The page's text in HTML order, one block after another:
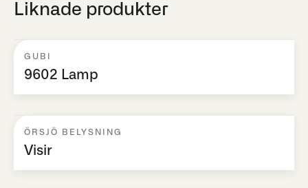
Liknade produkter
GUBI
9602 Lamp
ÖRSJÖ BELYSNING
Visir